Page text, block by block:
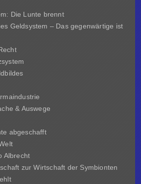
Die Lunte brennt
Geldsystem – Das gegenwärtige ist
& Auswege
abgeschafft
Albrecht
zur Wirtschaft der Symbionten